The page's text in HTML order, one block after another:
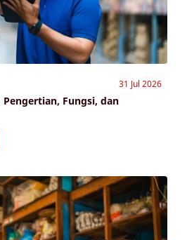
31 Jul 2026
Fungsi, dan